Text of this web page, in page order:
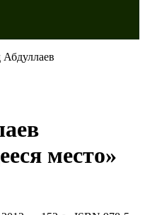
место»